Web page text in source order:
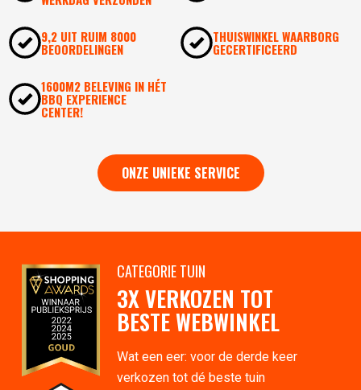
9,2 UIT RUIM 8000
BEOORDELINGEN
THUISWINKEL WAARBORG
GECERTIFICEERD
1600M2 BELEVING IN HÉT
BBQ EXPERIENCE
CENTER!
ONZE UNIEKE SERVICE
CATEGORIE TUIN
3X VERKOZEN TOT
BESTE WEBWINKEL
Wat een eer: voor de derde keer
verkozen tot dé beste tuin